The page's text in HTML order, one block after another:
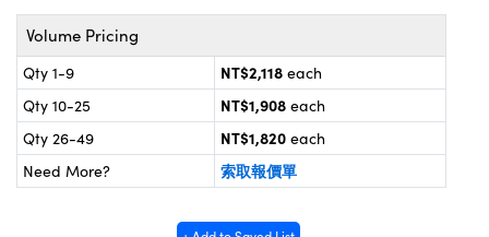
Mechanics | 顯微鏡用結構件
鏡
and Couplers | 中繼鏡或耦合鏡
Microscopes | 袖珍顯微鏡
鏡
Cameras | 高速接口相
| 模擬相機
Components
Labs™
Volume Pricing
Qty 1-9 NT$2,118 each
Qty 10-25
NT$1,908 each
Qty 26-49
NT$1,820 each
Need More?
索取報價單